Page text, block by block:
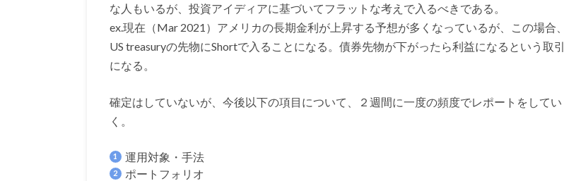
な人もいるが、投資アイディアに基づいてフラットな考えで入るべきである。
ex.現在（Mar 2021）アメリカの長期金利が上昇する予想が多くなっているが、この場合、
US treasuryの先物にShortで入ることになる。債券先物が下がったら利益になるという取引
になる。
確定はしていないが、今後以下の項目について、２週間に一度の頻度でレポートをしてい
く。
運用対象・手法
ポートフォリオ